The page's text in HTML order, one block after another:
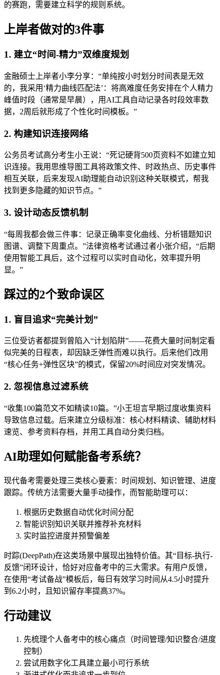
的赛跑，需要建立科学的规则系统。
上岸者做对的3件事
1. 建立“时间-精力”双维度规划
金融硕士上岸者小李分享：“单纯按小时划分时间表是无效
的，我采用‘精力曲线匹配法’：将高难度任务安排在个人精力
峰值时段（通常是早晨），用AI工具自动记录各时段效率数
据，2周后就形成了个性化时间模板。”
2. 构建知识连接网络
公务员考试高分考生小王说：“死记硬背500页资料不如建立知
识连接。我用思维导图工具将政策文件、时政热点、历史事件
相互关联，后来发现AI助理能自动识别这种关联模式，帮我
找到更多隐藏的知识节点。”
3. 设计动态反馈机制
“每周我都会做三件事：记录正确率变化曲线、分析错题知识
图谱、调整下周重点。”法律资格考试通过者小张介绍，“后期
使用智能工具后，这个过程可以实时自动化，效率提升明
显。”
踩过的2个致命误区
1. 盲目追求“完美计划”
三位受访者都提到曾陷入“计划陷阱”——花费大量时间制定看
似完美的日程表，却因缺乏弹性而难以执行。后来他们改用
“核心任务+弹性区块”的模式，保留20%时间应对突发情况。
2. 忽视信息过滤系统
“收集100篇范文不如精读10篇。”小王坦言早期过度收集资料
导致信息过载。后来建立分级标准：核心材料精读、辅助材料
速览、参考资料存档，并用工具自动分类归档。
AI助理如何赋能备考系统？
现代备考需要处理三类核心要素：时间规划、知识管理、进度
跟踪。传统方法需要大量手动操作，而智能助理可以：
根据历史数据自动优化时间分配
智能识别知识关联并推荐补充材料
实时监控进度并预警偏差
时踪(DeepPath)在这类场景中展现出独特价值。其“目标-执行-
反馈”闭环设计，恰好对应备考中的三大需求。有用户反馈，
在使用“考试备战”模板后，每日有效学习时间从4.5小时提升
到6.2小时，且知识留存率提高37%。
行动建议
先梳理个人备考中的核心痛点（时间管理/知识整合/进度
控制）
尝试用数字化工具建立最小可行系统